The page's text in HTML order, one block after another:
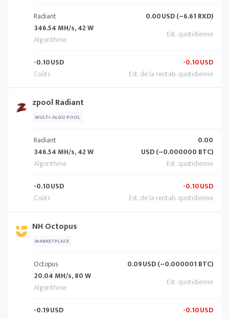
Radiant
346.54 MH/s, 42 W
0.00USD (~6.61 RXD)
-0.10USD -0.10USD
zpool Radiant
MULTI-ALGO POOL
Radiant
346.54 MH/s, 42 W
0.00
USD (~0.000000 BTC)
-0.10USD -0.10USD
NH Octopus
MARKETPLACE
Octopus
20.04 MH/s, 80 W
0.09USD (~0.000001 BTC)
-0.19USD -0.10USD